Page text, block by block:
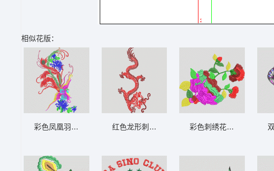
相似花版：
彩色凤凰羽毛纹样 凤凰 红色龙形刺绣图案 龙 彩色刺绣花卉图案 靓花